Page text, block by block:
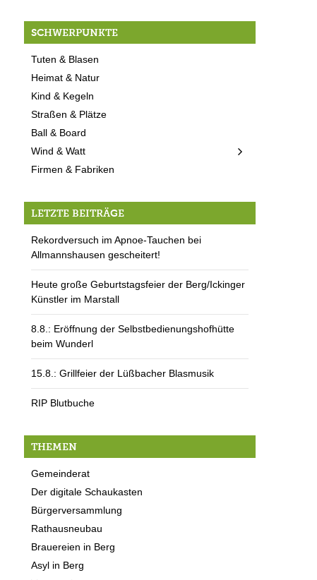
SCHWERPUNKTE
Tuten & Blasen
Heimat & Natur
Kind & Kegeln
Straßen & Plätze
Ball & Board
Wind & Watt
Firmen & Fabriken
LETZTE BEITRÄGE
Rekordversuch im Apnoe-Tauchen bei
Allmannshausen gescheitert!
Heute große Geburtstagsfeier der Berg/Ickinger
Künstler im Marstall
8.8.: Eröffnung der Selbstbedienungshofhütte
beim Wunderl
15.8.: Grillfeier der Lüßbacher Blasmusik
RIP Blutbuche
THEMEN
Gemeinderat
Der digitale Schaukasten
Bürgerversammlung
Rathausneubau
Brauereien in Berg
Asyl in Berg